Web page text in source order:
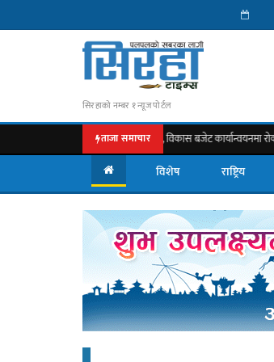
सिरहाको नम्बर १ न्यूज पोर्टल
ताजा समाचार
विवादमा अदालतको हस्तक्षेप, विकास बजेट कार्यान्वयनमा रोक
विशेष राष्ट्रिय